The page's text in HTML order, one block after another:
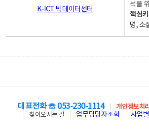
K-ICT 빅데이터센터
석을
핵심
명, 소
대표전화 ☏ 053-230-1114 개인정보처
찾아오시는 길
업무담당자조회 사업